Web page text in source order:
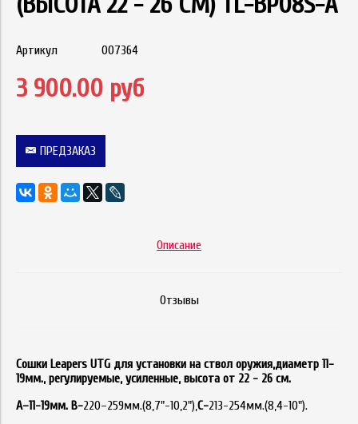
Артикул 007364
3 900.00 руб
ПРЕДЗАКАЗ
Описание
Отзывы
Сошки Leapers UTG для установки на ствол оружия,диаметр 11-
19мм., регулируемые, усиленные, высота от 22 - 26 см.
А–11-19мм. В-220–259мм.(8,7"-10,2"),С-213-254мм.(8,4-10").